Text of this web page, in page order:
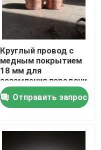
Круглый провод с
медным покрытием
18 мм для
заземления передачи
Отправить запрос